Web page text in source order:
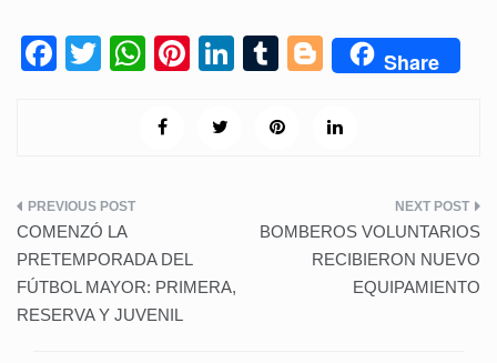
F
b
o
o
k
T
W
at
p
Pi
er
Li
T
m
Bl
g
Share
Navegación
de
entradas
COMENZÓ LA
PRETEMPORADA DEL
FÚTBOL MAYOR: PRIMERA,
RESERVA Y JUVENIL
BOMBEROS VOLUNTARIOS
RECIBIERON NUEVO
EQUIPAMIENTO